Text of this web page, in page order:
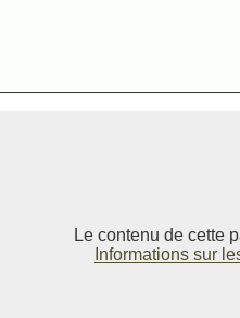
Le contenu de cette
Informations sur